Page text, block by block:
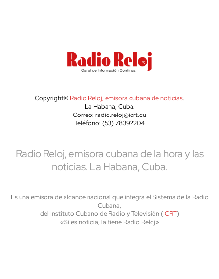
Copyright© Radio Reloj, emisora cubana de noticias.
La Habana, Cuba.
Correo: radio.reloj@icrt.cu
Teléfono: (53) 78392204
Radio Reloj, emisora cubana de la hora y las
noticias. La Habana, Cuba.
Es una emisora de alcance nacional que integra el Sistema de la Radio
Cubana,
del Instituto Cubano de Radio y Televisión (ICRT)
«Si es noticia, la tiene Radio Reloj»